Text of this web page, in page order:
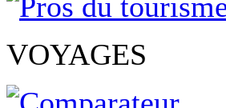
VOYAGES